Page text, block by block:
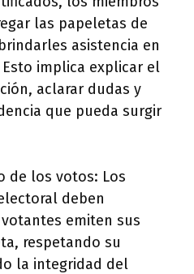
las papeletas de
asistencia en
implica explicar el
aclarar dudas y
que pueda surgir
de los votos: Los
deben
emiten sus
respetando su
la integridad del